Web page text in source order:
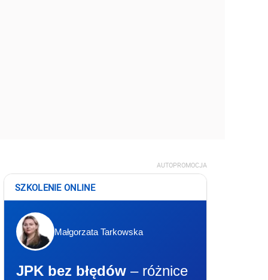
AUTOPROMOCJA
SZKOLENIE ONLINE
Małgorzata Tarkowska
JPK bez błędów – różnice